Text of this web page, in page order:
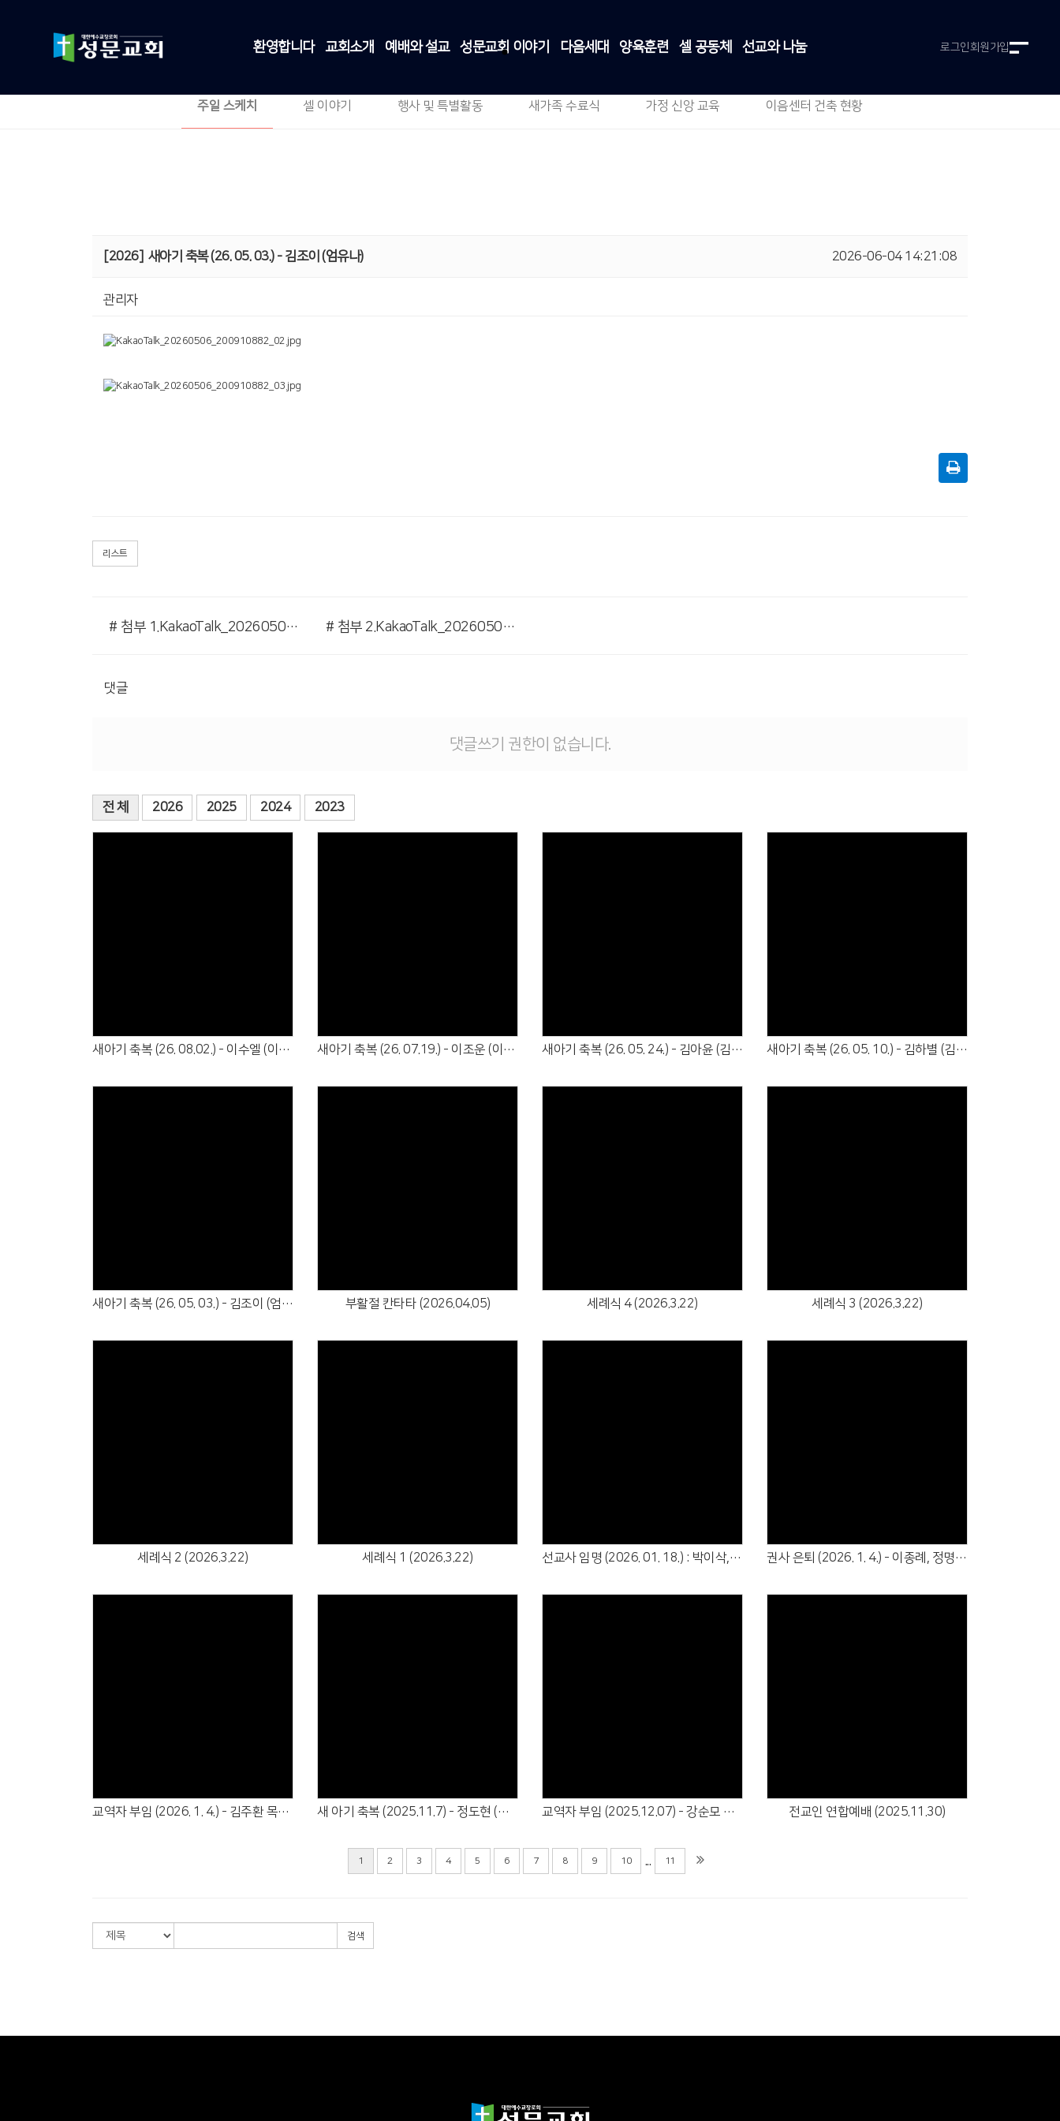
환영합니다 교회소개 예배와 설교 성문교회 이야기 다음세대 양육훈련 셀 공동체 선교와 나눔 로그인회원가입
주일 스케치 셀 이야기 행사 및 특별활동 새가족 수료식 가정 신앙 교육 이음센터 건축 현황
[2026] 새아기 축복 (26. 05. 03.) - 김조이 (엄유나) 2026-06-04 14:21:08
관리자
리스트
# 첨부 1.KakaoTalk_20260506_200910882_02.jpg # 첨부 2.KakaoTalk_20260506_200910882_03.jpg
댓글
댓글쓰기 권한이 없습니다.
전 체 2026 2025 2024 2023
새아기 축복 (26. 08.02.) - 이수엘 (이범수·엄한나) 새아기 축복 (26. 07.19.) - 이조운 (이치호·나현옥) 새아기 축복 (26. 05. 24.) - 김아윤 (김영길·우윤희) 새아기 축복 (26. 05. 10.) - 김하별 (김두영·전여경), 김지율 (김푸름·이금빛)
새아기 축복 (26. 05. 03.) - 김조이 (엄유나) 부활절 칸타타 (2026.04.05) 세례식 4 (2026.3.22) 세례식 3 (2026.3.22)
세례식 2 (2026.3.22) 세례식 1 (2026.3.22) 선교사 임명 (2026. 01. 18.) : 박이삭, 전수정 선교사 권사 은퇴 (2026. 1. 4.) - 이종례, 정명숙, 조정순
교역자 부임 (2026. 1. 4.) - 김주환 목사 (교구), 권영찬 전도사 (중등부) 새 아기 축복 (2025.11.7) - 정도현 (정기훈·안하영) 교역자 부임 (2025.12.07) - 강순모 목사 전교인 연합예배 (2025.11.30)
1 2 3 4 5 6 7 8 9 10 ... 11
검색